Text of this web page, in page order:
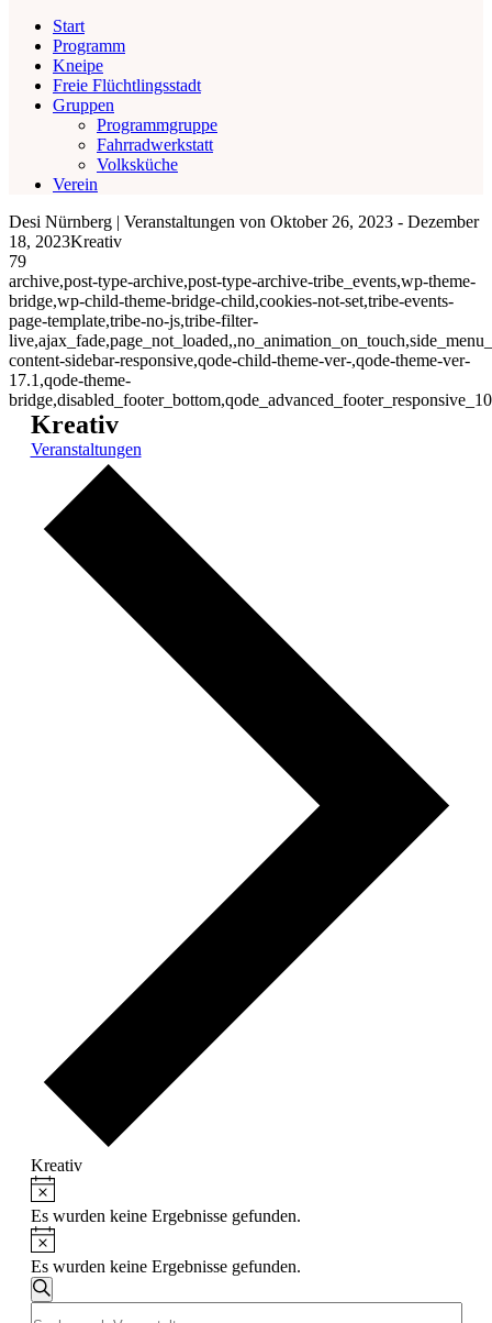
Start
Programm
Kneipe
Freie Flüchtlingsstadt
Gruppen
Programmgruppe
Fahrradwerkstatt
Volksküche
Verein
Desi Nürnberg | Veranstaltungen von Oktober 26, 2023 - Dezember
18, 2023Kreativ
79
archive,post-type-archive,post-type-archive-tribe_events,wp-theme-
bridge,wp-child-theme-bridge-child,cookies-not-set,tribe-events-
page-template,tribe-no-js,tribe-filter-
content-sidebar-responsive,qode-child-theme-ver-,qode-theme-ver-
17.1,qode-theme-
Kreativ
Veranstaltungen
Kreativ
Veranstaltungen
Hinweis
Es wurden keine Ergebnisse gefunden.
Hinweis
Es wurden keine Ergebnisse gefunden.
Veranstaltungen
Suche